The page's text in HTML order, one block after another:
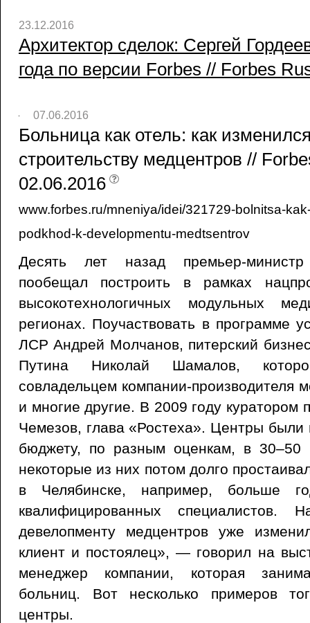
23.12.2016
Архитектор сделок: Сергей
года по версии Forbes // Forbes
07.06.2016
Больница как отель: как
строительству медцентров //
02.06.2016
www.forbes.ru/mneniya/idei/321729-bolnitsa-
podkhod-k-developmentu-medtsentrov
Десять лет назад премьер-
пообещал построить в рамках
высокотехнологичных модульных
регионах. Поучаствовать в программе
ЛСР Андрей Молчанов, питерский
Путина Николай Шамалов,
совладельцем компании-производителя
и многие другие. В 2009 году куратором
Чемезов, глава «Ростеха». Центры
бюджету, по разным оценкам, в 30–50
некоторые из них потом долго
в Челябинске, например, больше
квалифицированных
девелопменту медцентров уже
клиент и постоялец», — говорил на
менеджер компании, которая
больниц. Вот несколько примеров
центры.